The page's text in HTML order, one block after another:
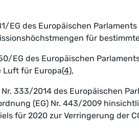
des Europäischen Parlaments
für
des Europäischen
für Europa(4),
333/2014 des Europäischen
(EG) Nr. 443/2009
für 2020 zur Verringerung der